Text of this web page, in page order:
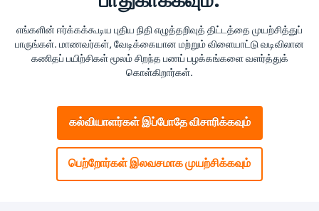
எங்களின் ஈர்க்கக்கூடிய புதிய நிதி எழுத்தறிவுத் திட்டத்தை முயற்சித்துப்
பாருங்கள். மாணவர்கள், வேடிக்கையான மற்றும் விளையாட்டு வடிவிலான
கணிதப் பயிற்சிகள் மூலம் சிறந்த பணப் பழக்கங்களை வளர்த்துக்
கொள்கிறார்கள்.
கல்வியாளர்கள் இப்போதே விசாரிக்கவும்
பெற்றோர்கள் இலவசமாக முயற்சிக்கவும்